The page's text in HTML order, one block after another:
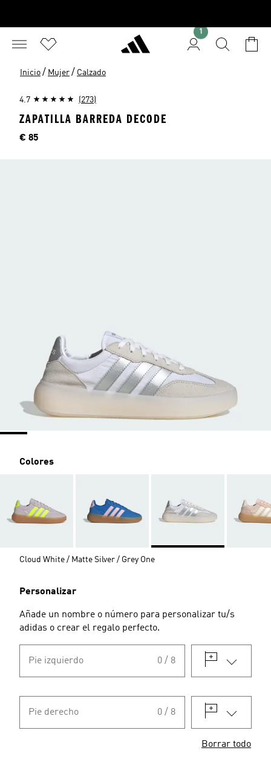
1
Inicio / Mujer / Calzado
4.7 (273)
ZAPATILLA BARREDA DECODE
Precio
€ 85
Colores
Cloud White / Matte Silver / Grey One
Personalizar
Añade un nombre o número para personalizar tu/s
adidas o crear el regalo perfecto.
Pie izquierdo 0 / 8
Pie derecho 0 / 8
Borrar todo